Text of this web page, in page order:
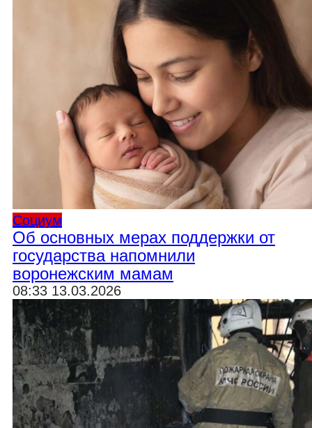
Социум
Об основных мерах поддержки от
государства напомнили
воронежским мамам
08:33 13.03.2026